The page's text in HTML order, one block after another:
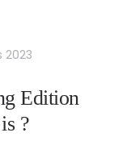
2023
Edition
?